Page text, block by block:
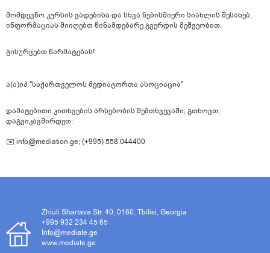
მომდევნო კურსის ვადებისა და სხვა ნებისმიერი სიახლის შესახებ,
ინფორმაციას მიიღებთ წინამდებარე გვერდის მეშვეობით.
გისურვებთ წარმატებას!
ა(ა)იპ "საქართველოს მედიატორთა ასოციაცია"
დამატებითი კითხვების არსებობის შემთხვევაში, გთხოვთ,
დაგვიკავშირდეთ:
✉️ info@mediation.ge; (+995) 558 044400
Zhiuli Shartava Str. 40, 0160, Tbilisi, Georgia
+995 932 234 45 65
Info@mediate.ge
www.mediate.ge